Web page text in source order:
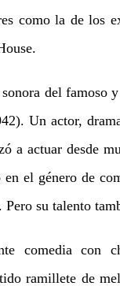
como la de los
sonora del
Un actor,
a actuar desde
en el género de
su talento
comedia con
ramillete de